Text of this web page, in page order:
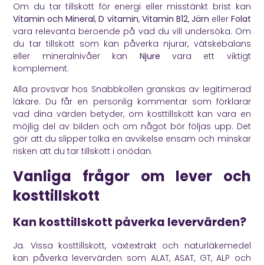
Om du tar tillskott för energi eller misstänkt brist kan
Vitamin och Mineral,D vitamin, Vitamin B12, Järn eller Folat
vara relevanta beroende på vad du vill undersöka. Om
du tar tillskott som kan påverka njurar, vätskebalans
eller mineralnivåer kan Njure vara ett viktigt
komplement.
Alla provsvar hos Snabbkollen granskas av legitimerad
läkare. Du får en personlig kommentar som förklarar
vad dina värden betyder, om kosttillskott kan vara en
möjlig del av bilden och om något bör följas upp. Det
gör att du slipper tolka en avvikelse ensam och minskar
risken att du tar tillskott i onödan.
Vanliga frågor om lever och
kosttillskott
Kan kosttillskott påverka levervärden?
Ja. Vissa kosttillskott, växtextrakt och naturläkemedel
kan påverka levervärden som ALAT, ASAT, GT, ALP och